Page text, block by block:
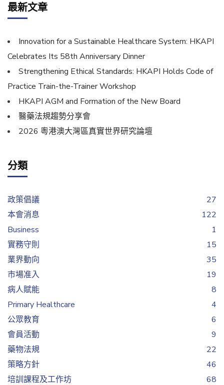
最新文章
Innovation for a Sustainable Healthcare System: HKAPI
Celebrates Its 58th Anniversary Dinner
Strengthening Ethical Standards: HKAPI Holds Code of
Practice Train-the-Trainer Workshop
HKAPI AGM and Formation of the New Board
醫藥法規趨勢分享會
2026 粵港澳大灣區真實世界研究論壇
分類
政策倡議
27
本會消息
122
Business
1
實務守則
15
業界動向
35
市場准入
19
病人賦能
8
Primary Healthcare
4
公眾教育
6
會員活動
9
藥物法規
22
策略方針
46
培訓課程及工作坊
68